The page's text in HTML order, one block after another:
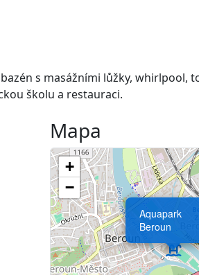
s masážními lůžky, whirlpool,
školu a restauraci.
Mapa
Aquapark
Beroun
+
−